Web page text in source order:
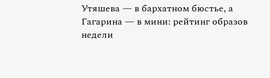
Утяшева — в бархатном бюстье, а
Гагарина — в мини: рейтинг образов
недели